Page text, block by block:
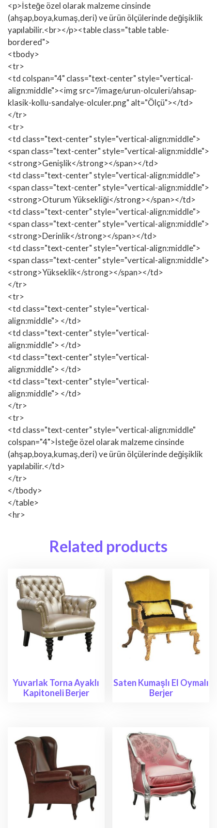
<p>İsteğe özel olarak malzeme cinsinde
(ahşap,boya,kumaş,deri) ve ürün ölçülerinde değişiklik
yapılabilir.<br></p><table class="table table-
bordered">
<tbody>
<tr>
<td colspan="4" class="text-center" style="vertical-
align:middle"><img src="/image/urun-olculeri/ahsap-
klasik-kollu-sandalye-olculer.png" alt="Ölçü"></td>
</tr>
<tr>
<td class="text-center" style="vertical-align:middle">
<span class="text-center" style="vertical-align:middle">
<strong>Genişlik</strong></span></td>
<td class="text-center" style="vertical-align:middle">
<span class="text-center" style="vertical-align:middle">
<strong>Oturum Yüksekliği</strong></span></td>
<td class="text-center" style="vertical-align:middle">
<span class="text-center" style="vertical-align:middle">
<strong>Derinlik</strong></span></td>
<td class="text-center" style="vertical-align:middle">
<span class="text-center" style="vertical-align:middle">
<strong>Yükseklik</strong></span></td>
</tr>
<tr>
<td class="text-center" style="vertical-
align:middle"> </td>
<td class="text-center" style="vertical-
align:middle"> </td>
<td class="text-center" style="vertical-
align:middle"> </td>
<td class="text-center" style="vertical-
align:middle"> </td>
</tr>
<tr>
<td class="text-center" style="vertical-align:middle"
colspan="4">İsteğe özel olarak malzeme cinsinde
(ahşap,boya,kumaş,deri) ve ürün ölçülerinde değişiklik
yapılabilir.</td>
</tr>
</tbody>
</table>
<hr>
Related products
Yuvarlak Torna Ayaklı
Kapitoneli Berjer
Saten Kumaşlı El Oymalı
Berjer